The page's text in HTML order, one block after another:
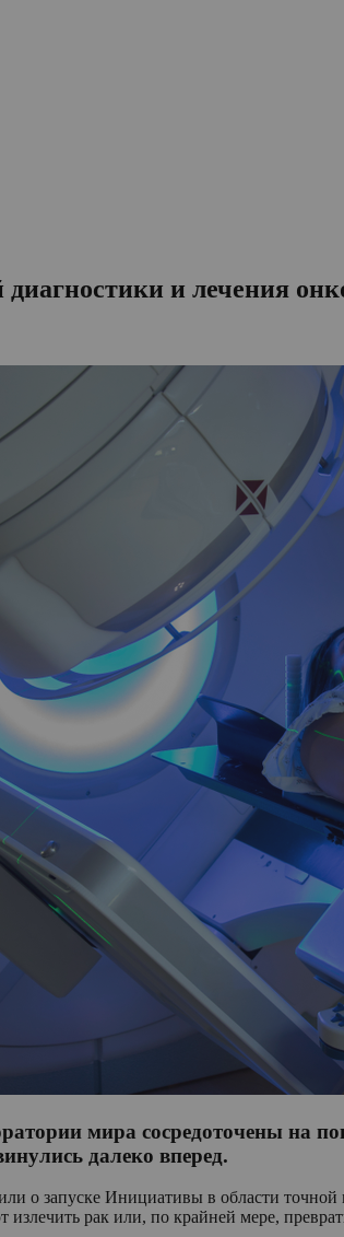
диагностики и лечения
мира сосредоточены на
далеко вперед.
о запуске Инициативы в области
рак или, по крайней мере,